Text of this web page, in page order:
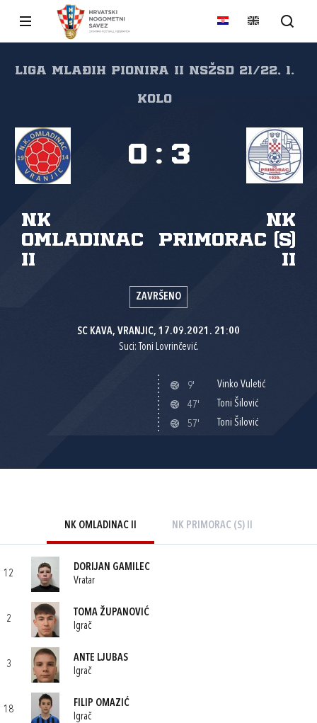
Liga mlađih pionira II NSŽSD 21/22, 1.
kolo
NK
Omladinac
II
NK
Primorac (S)
II
0 : 3
ZAVRŠENO
SC KAVA, VRANJIC, 17.09.2021. 21:00
Suci: Toni Lovrinčević.
9'
Vinko Vuletić
47'
Toni Šilović
57'
Toni Šilović
NK OMLADINAC II NK PRIMORAC (S) II
12
DORIJAN GAMILEC
Vratar
2
TOMA ŽUPANOVIĆ
Igrač
3
ANTE LJUBAS
Igrač
18
FILIP OMAZIĆ
Igrač